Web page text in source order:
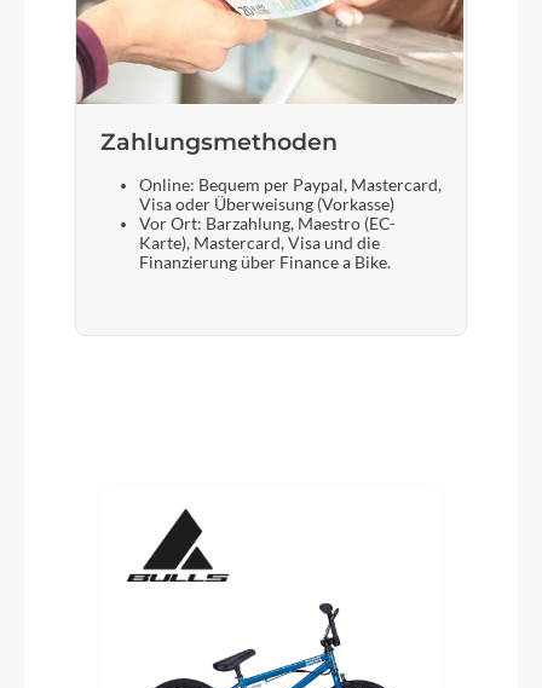
Zahlungsmethoden
Online: Bequem per Paypal, Mastercard,
Visa oder Überweisung (Vorkasse)
Vor Ort: Barzahlung, Maestro (EC-
Karte), Mastercard, Visa und die
Finanzierung über Finance a Bike.